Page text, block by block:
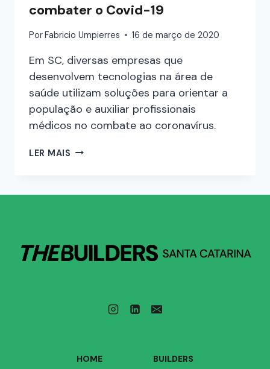
combater o Covid-19
PorFabricio Umpierres 16 de março de 2020
Em SC, diversas empresas que
desenvolvem tecnologias na área de
saúde utilizam soluções para orientar a
população e auxiliar profissionais
médicos no combate ao coronavírus.
LER MAIS
HOME BUILDERS